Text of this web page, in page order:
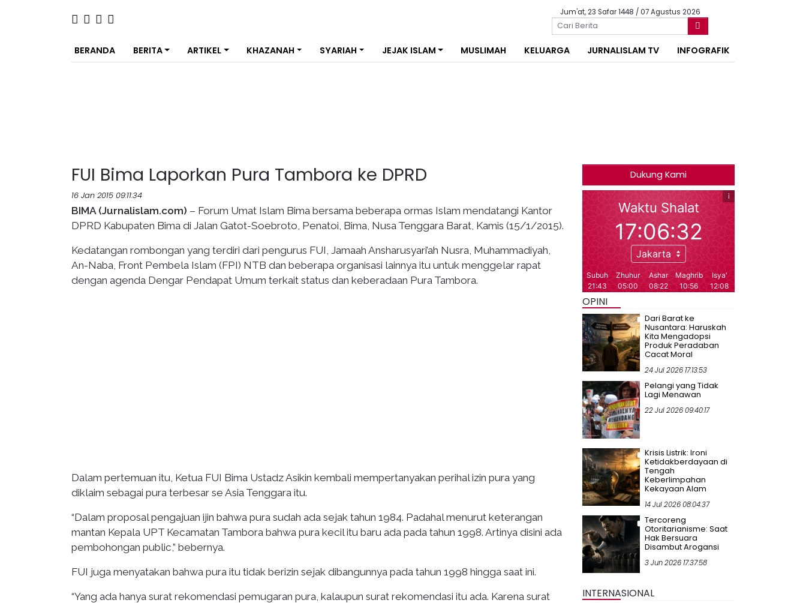
Jum'at, 23 Safar 1448 / 07 Agustus 2026
BERANDA BERITA ARTIKEL KHAZANAH SYARIAH JEJAK ISLAM MUSLIMAH KELUARGA JURNALISLAM TV INFOGRAFIK
FUI Bima Laporkan Pura Tambora ke DPRD
16 Jan 2015 09:11:34
BIMA (Jurnalislam.com) – Forum Umat Islam Bima bersama beberapa ormas Islam mendatangi Kantor
DPRD Kabupaten Bima di Jalan Gatot-Soebroto, Penatoi, Bima, Nusa Tenggara Barat, Kamis (15/1/2015).
Kedatangan rombongan yang terdiri dari pengurus FUI, Jamaah Ansharusyari’ah Nusra, Muhammadiyah,
An-Naba, Front Pembela Islam (FPI) NTB dan beberapa organisasi lainnya itu untuk menggelar rapat
dengan agenda Dengar Pendapat Umum terkait status dan keberadaan Pura Tambora.
Dalam pertemuan itu, Ketua FUI Bima Ustadz Asikin kembali mempertanyakan perihal izin pura yang
diklaim sebagai pura terbesar se Asia Tenggara itu.
“Dalam proposal pengajuan ijin bahwa pura sudah ada sejak tahun 1984. Padahal menurut keterangan
mantan Kepala UPT Kecamatan Tambora bahwa pura kecil itu baru ada pada tahun 1998. Artinya disini ada
pembohongan public,” bebernya.
FUI juga menyatakan bahwa pura itu tidak berizin sejak dibangunnya pada tahun 1998 hingga saat ini.
“Yang ada hanya surat rekomendasi pemugaran pura, kalaupun surat rekomendasi itu ada. Karena surat
Dukung Kami
OPINI
Dari Barat ke
Nusantara: Haruskah
Kita Mengadopsi
Produk Peradaban
Cacat Moral
24 Jul 2026 17:13:53
Pelangi yang Tidak
Lagi Menawan
22 Jul 2026 09:40:17
Krisis Listrik: Ironi
Ketidakberdayaan di
Tengah
Keberlimpahan
Kekayaan Alam
14 Jul 2026 08:04:37
Tercoreng
Otoritarianisme: Saat
Hak Bersuara
Disambut Arogansi
3 Jun 2026 17:37:58
INTERNASIONAL